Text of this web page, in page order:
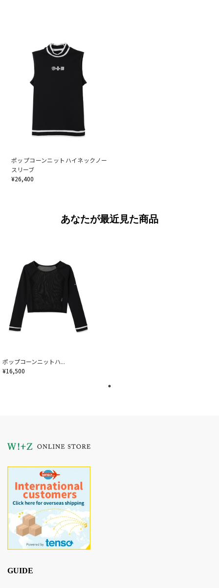
ポップコーンニットハイネックノー
スリーブ
¥26,400
あなたが最近見た商品
ポップコーンニットハ...
¥16,500
GUIDE